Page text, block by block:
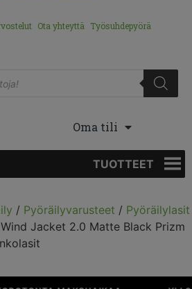
Ota yhteyttä Työsuhdepyörä
Oma tili
TUOTTEET
/ Pyöräilyvarusteet / Pyöräilylasit
Jacket 2.0 Matte Black Prizm